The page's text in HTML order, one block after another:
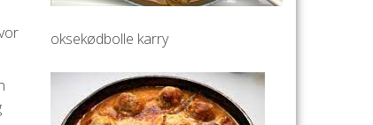
oksekødbolle karry